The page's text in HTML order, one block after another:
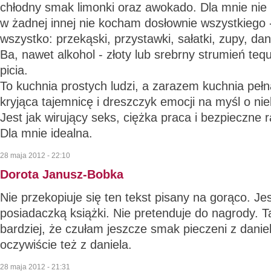
chłodny smak limonki oraz awokado. Dla mnie nie
w żadnej innej nie kocham dosłownie
wszystko: przekąski, przystawki, sałatki, zupy,
Ba, nawet alkohol - złoty lub srebrny strumień
picia.
To kuchnia prostych ludzi, a zarazem kuchnia
kryjąca tajemnicę i dreszczyk emocji na myśl o
Jest jak wirujący seks, ciężka praca i bezpieczne
Dla mnie idealna.
28 maja 2012 - 22:10
Dorota Janusz-Bobka
Nie przekopiuje się ten tekst pisany na gorąco.
posiadaczką książki. Nie pretenduje do nagrody.
bardziej, że czułam jeszcze smak pieczeni z
oczywiście też z daniela.
28 maja 2012 - 21:31